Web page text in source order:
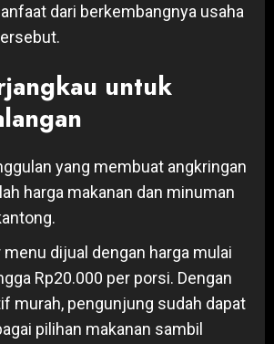
dari berkembangnya usaha
untuk
yang membuat angkringan
harga makanan dan minuman
menu dijual dengan harga mulai
Rp20.000 per porsi. Dengan
murah, pengunjung sudah dapat
pilihan makanan sambil